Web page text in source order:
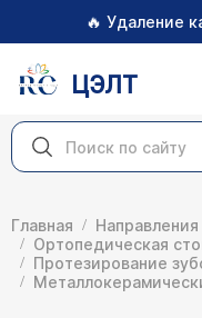
🔥 Удаление
ЦЭЛТ
Главная Направления
Ортопедическая
Протезирование